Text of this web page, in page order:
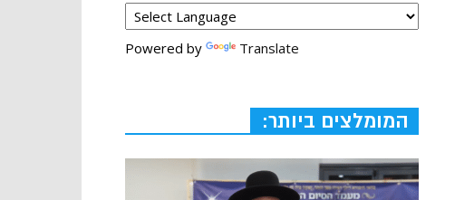
Powered by Translate
המומלצים ביותר: